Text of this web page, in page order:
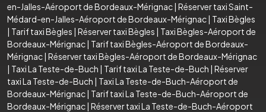
en-Jalles-Aéroport de Bordeaux-Mérignac| Réserver taxi Saint-
Médard-en-Jalles-Aéroport de Bordeaux-Mérignac| Taxi Bègles
| Tarif taxi Bègles | Réserver taxi Bègles | Taxi Bègles-Aéroport de
Bordeaux-Mérignac| Tarif taxi Bègles-Aéroport de Bordeaux-
Mérignac| Réserver taxi Bègles-Aéroport de Bordeaux-Mérignac
| Taxi La Teste-de-Buch | Tarif taxi La Teste-de-Buch | Réserver
taxi La Teste-de-Buch | Taxi La Teste-de-Buch-Aéroport de
Bordeaux-Mérignac| Tarif taxi La Teste-de-Buch-Aéroport de
Bordeaux-Mérignac| Réserver taxi La Teste-de-Buch-Aéroport